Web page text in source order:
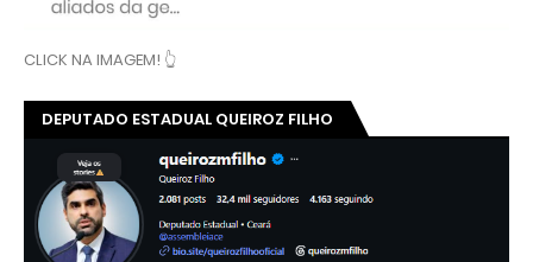
CLICK NA IMAGEM! 👆
DEPUTADO ESTADUAL QUEIROZ FILHO